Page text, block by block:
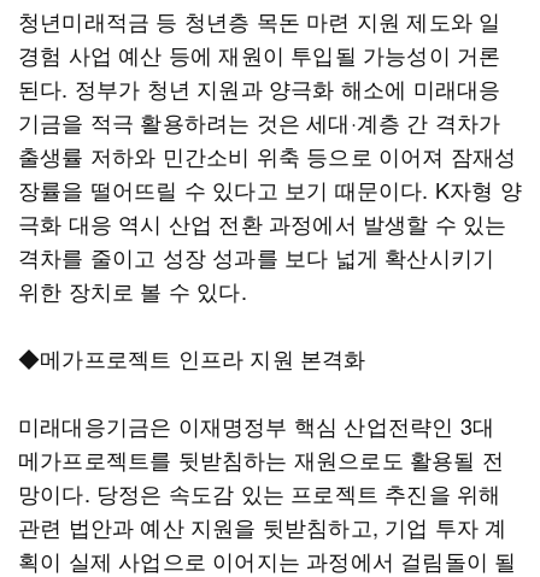
청년미래적금 등 청년층 목돈 마련 지원 제도와 일
경험 사업 예산 등에 재원이 투입될 가능성이 거론
된다. 정부가 청년 지원과 양극화 해소에 미래대응
기금을 적극 활용하려는 것은 세대·계층 간 격차가
출생률 저하와 민간소비 위축 등으로 이어져 잠재성
장률을 떨어뜨릴 수 있다고 보기 때문이다. K자형 양
극화 대응 역시 산업 전환 과정에서 발생할 수 있는
격차를 줄이고 성장 성과를 보다 넓게 확산시키기
위한 장치로 볼 수 있다.
◆메가프로젝트 인프라 지원 본격화
미래대응기금은 이재명정부 핵심 산업전략인 3대
메가프로젝트를 뒷받침하는 재원으로도 활용될 전
망이다. 당정은 속도감 있는 프로젝트 추진을 위해
관련 법안과 예산 지원을 뒷받침하고, 기업 투자 계
획이 실제 사업으로 이어지는 과정에서 걸림돌이 될